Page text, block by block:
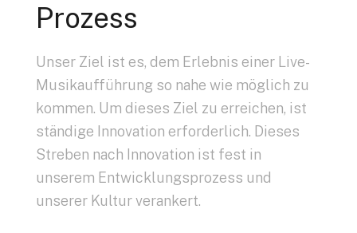
Prozess
Unser Ziel ist es, dem Erlebnis einer Live-
Musikaufführung so nahe wie möglich zu
kommen. Um dieses Ziel zu erreichen, ist
ständige Innovation erforderlich. Dieses
Streben nach Innovation ist fest in
unserem Entwicklungsprozess und
unserer Kultur verankert.